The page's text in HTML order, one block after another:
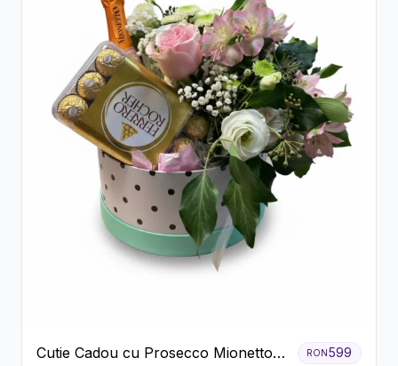
Cutie Cadou cu Prosecco Mionetto
RON599